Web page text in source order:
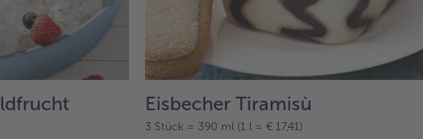
Eisbecher Tiramisù
3 Stück = 390 ml (1 l = € 17,41)